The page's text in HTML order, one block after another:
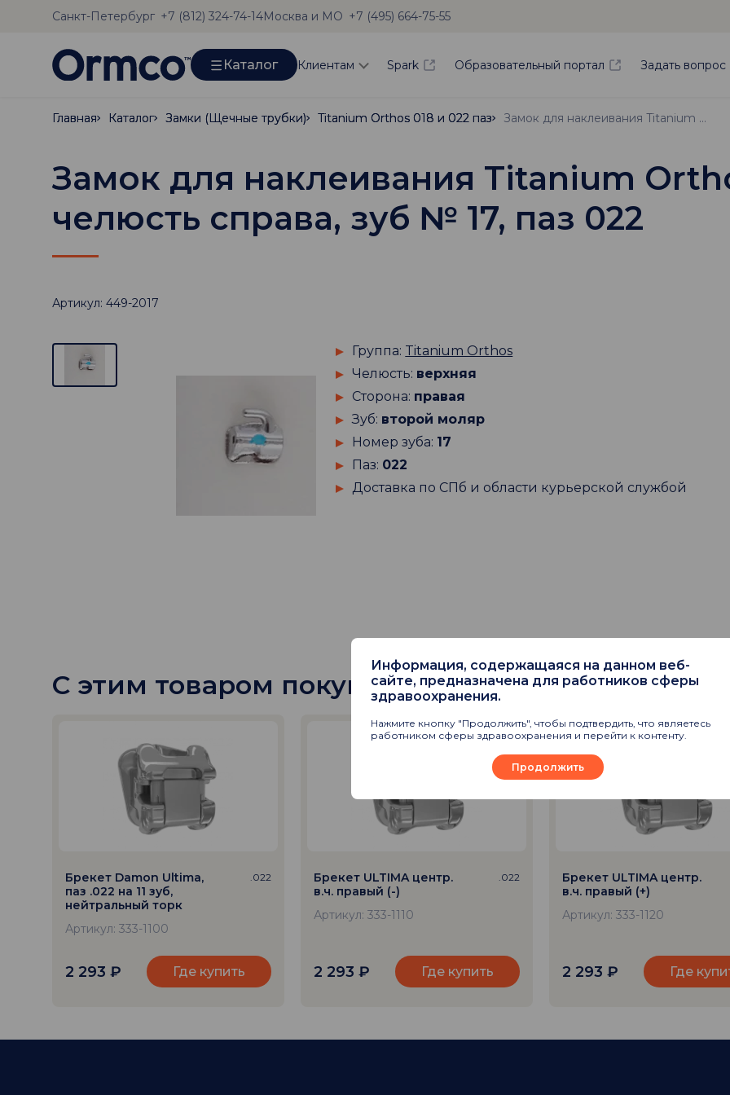
Санкт-Петербург +7 (812) 324-74-14Москва и МО +7 (495) 664-75-55
Каталог Клиентам Spark Образовательный портал Задать вопрос
Главная
Главная Каталог
Каталог Замки (Щечные трубки)
Замки (Щечные трубки) Titanium Orthos 018 и 022 паз
Titanium Orthos 018 и 022 паз Замок для наклеивания Titanium Orthos, верхняя челюсть справа, зуб № 17, паз 022
Замок для наклеивания Titanium
челюсть справа, зуб № 17, паз 022
Артикул: 449-2017
Группа: Titanium Orthos
Челюсть: верхняя
Сторона: правая
Зуб: второй моляр
Номер зуба: 17
Паз: 022
Доставка по СПб и области курьерской службой
С этим товаром покупают
Брекет Damon Ultima,
паз .022 на 11 зуб,
нейтральный торк
.022
Артикул: 333-1100
2 293 ₽ Где купить
Брекет ULTIMA центр.
в.ч. правый (-)
.022
Артикул: 333-1110
2 293 ₽ Где купить
Брекет ULTIMA центр.
в.ч. правый (+)
Артикул: 333-1120
2 293 ₽ Где
Информация, содержащаяся на данном веб-
сайте, предназначена для работников сферы
здравоохранения.
Нажмите кнопку "Продолжить", чтобы подтвердить, что являетесь
работником сферы здравоохранения и перейти к контенту.
Продолжить